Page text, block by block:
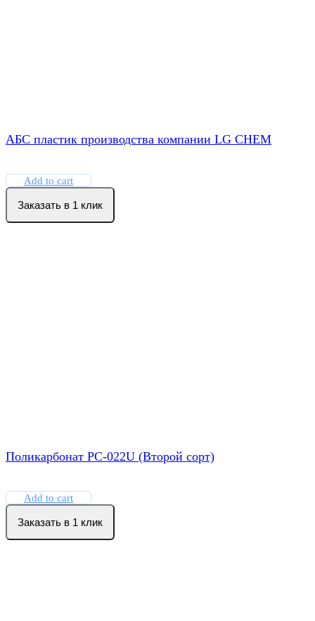
АБС пластик производства компании LG CHEM
Add to cart
Заказать в 1 клик
Поликарбонат РС-022U (Второй сорт)
Add to cart
Заказать в 1 клик